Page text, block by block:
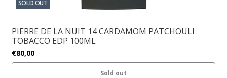
SOLD OUT
PIERRE DE LA NUIT 14 CARDAMOM PATCHOULI
TOBACCO EDP 100ML
€80,00
Sold out